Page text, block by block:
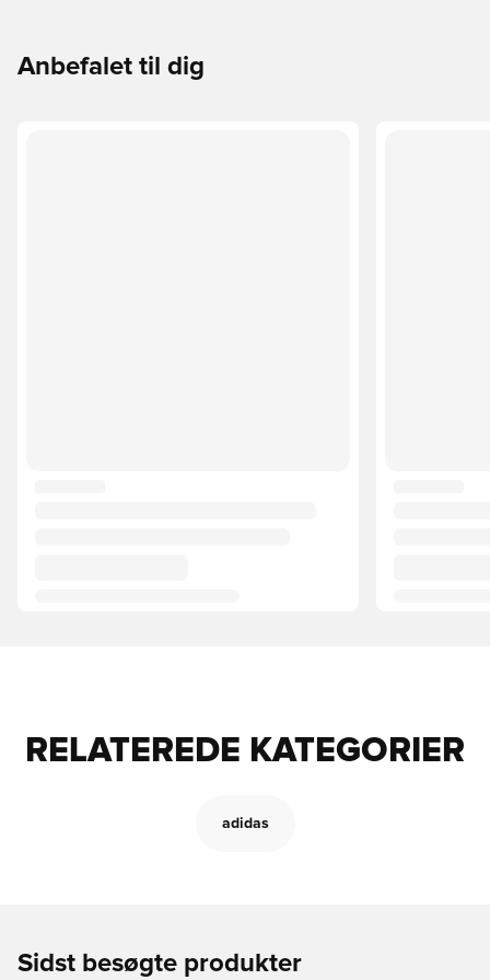
Anbefalet til dig
RELATEREDE KATEGORIER
adidas
Sidst besøgte produkter